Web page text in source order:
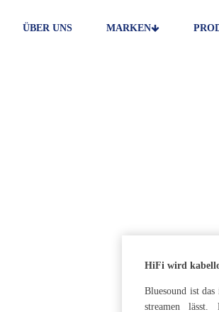
ÜBER UNS MARKEN
HiFi wird
Bluesound ist
streamen lässt.